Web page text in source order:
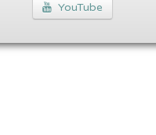
YouTube